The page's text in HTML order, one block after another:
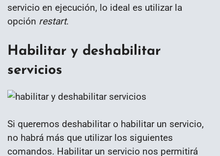
servicio en ejecución, lo ideal es utilizar la
opción restart.
Habilitar y deshabilitar
servicios
Si queremos deshabilitar o habilitar un servicio,
no habrá más que utilizar los siguientes
comandos. Habilitar un servicio nos permitirá